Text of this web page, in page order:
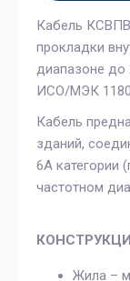
Кабель
прокладки
диапазоне до
ИСО/МЭК
Кабель
зданий,
6A категории
частотном
Жила –